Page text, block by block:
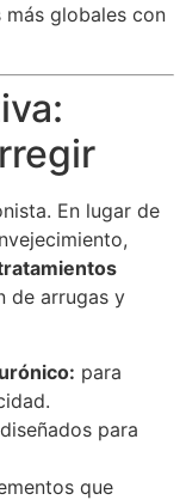
globales con
En lugar de
de arrugas y
para
diseñados para
que